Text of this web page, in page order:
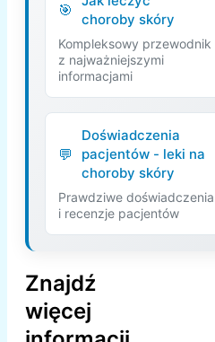
choroby skóry
Kompleksowy przewodnik
z najważniejszymi
informacjami
Doświadczenia
pacjentów - leki na
choroby skóry
Prawdziwe doświadczenia
i recenzje pacjentów
Znajdź
więcej